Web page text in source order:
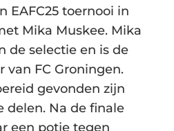
EAFC25 toernooi in
Mika Muskee. Mika
de selectie en is de
van FC Groningen.
gevonden zijn
delen. Na de finale
een potje tegen